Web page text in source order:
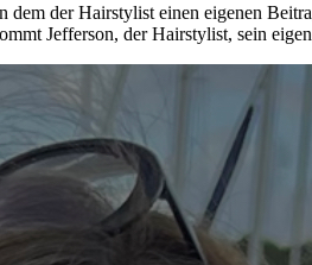
der Hairstylist einen eigenen
Jefferson, der Hairstylist, sein